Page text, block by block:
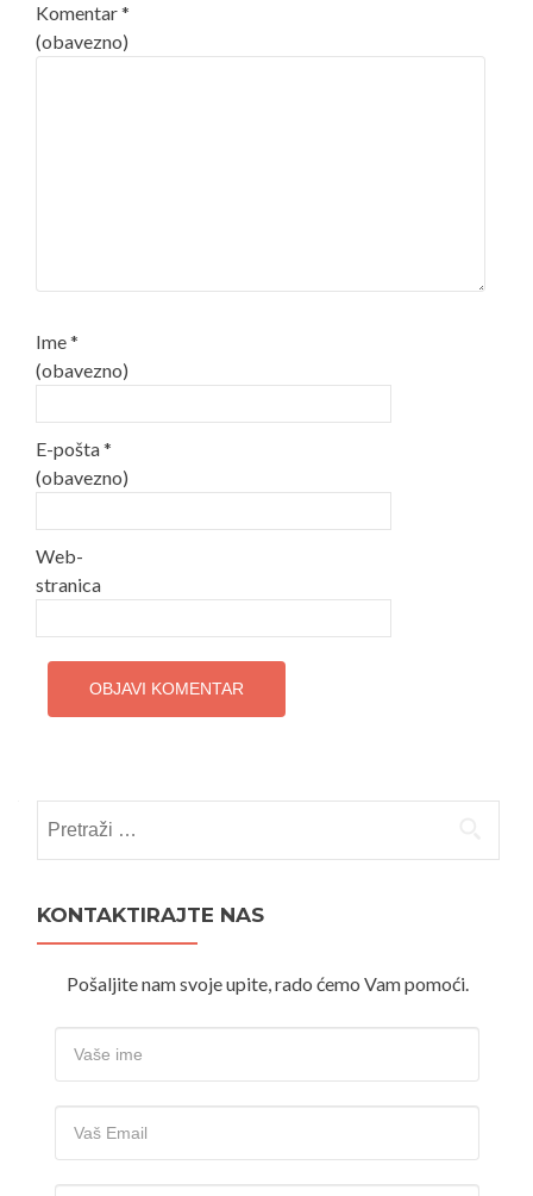
Komentar*
(obavezno)
Ime*
(obavezno)
E-pošta*
(obavezno)
Web-
stranica
KONTAKTIRAJTE NAS
Pošaljite nam svoje upite, rado ćemo Vam pomoći.